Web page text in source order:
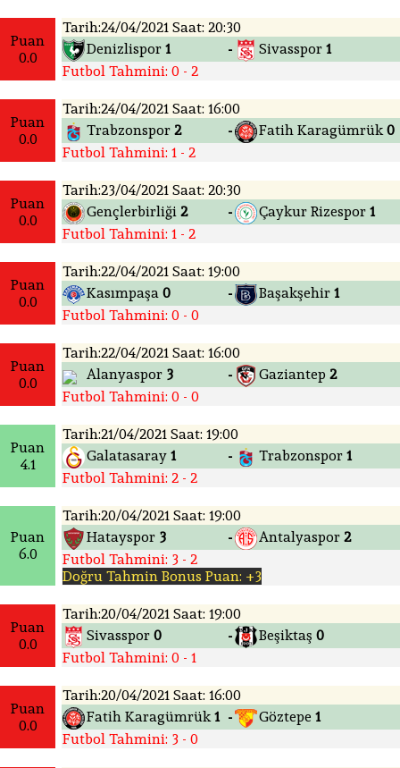
Puan
0.0
Tarih:24/04/2021 Saat: 20:30
Denizlispor 1 - Sivasspor 1
Futbol Tahmini: 0 - 2
Puan
0.0
Tarih:24/04/2021 Saat: 16:00
Trabzonspor 2 - Fatih Karagümrük 0
Futbol Tahmini: 1 - 2
Puan
0.0
Tarih:23/04/2021 Saat: 20:30
Gençlerbirliği 2 - Çaykur Rizespor 1
Futbol Tahmini: 1 - 2
Puan
0.0
Tarih:22/04/2021 Saat: 19:00
Kasımpaşa 0 - Başakşehir 1
Futbol Tahmini: 0 - 0
Puan
0.0
Tarih:22/04/2021 Saat: 16:00
Alanyaspor 3 - Gaziantep 2
Futbol Tahmini: 0 - 0
Puan
4.1
Tarih:21/04/2021 Saat: 19:00
Galatasaray 1 - Trabzonspor 1
Futbol Tahmini: 2 - 2
Puan
6.0
Tarih:20/04/2021 Saat: 19:00
Hatayspor 3 - Antalyaspor 2
Futbol Tahmini: 3 - 2
Doğru Tahmin Bonus Puan: +3
Puan
0.0
Tarih:20/04/2021 Saat: 19:00
Sivasspor 0 - Beşiktaş 0
Futbol Tahmini: 0 - 1
Puan
0.0
Tarih:20/04/2021 Saat: 16:00
Fatih Karagümrük 1 - Göztepe 1
Futbol Tahmini: 3 - 0